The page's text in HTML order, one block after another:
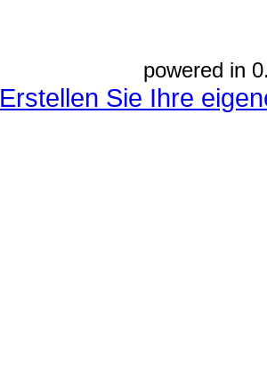
powered in
Erstellen Sie Ihre